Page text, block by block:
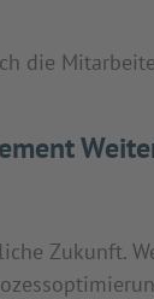
die
Zukunft.